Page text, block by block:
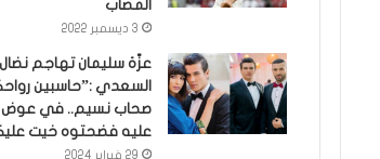
المصاب
3 ديسمبر 2022
عزّة سليمان تهاجم نضال
السعدي :”حاسبين
صحاب نسيم.. في عوض
عليه فضحتوه خيت
29 فبراير 2024